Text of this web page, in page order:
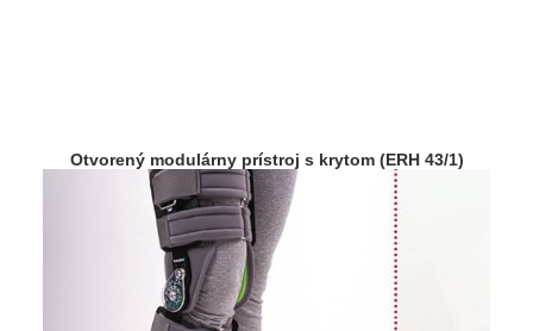
Otvorený modulárny prístroj s krytom (ERH 43/1)